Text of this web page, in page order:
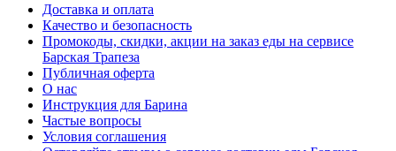
Доставка и оплата
Качество и безопасность
Промокоды, скидки, акции на заказ еды на сервисе
Барская Трапеза
Публичная оферта
О нас
Инструкция для Барина
Частые вопросы
Условия соглашения